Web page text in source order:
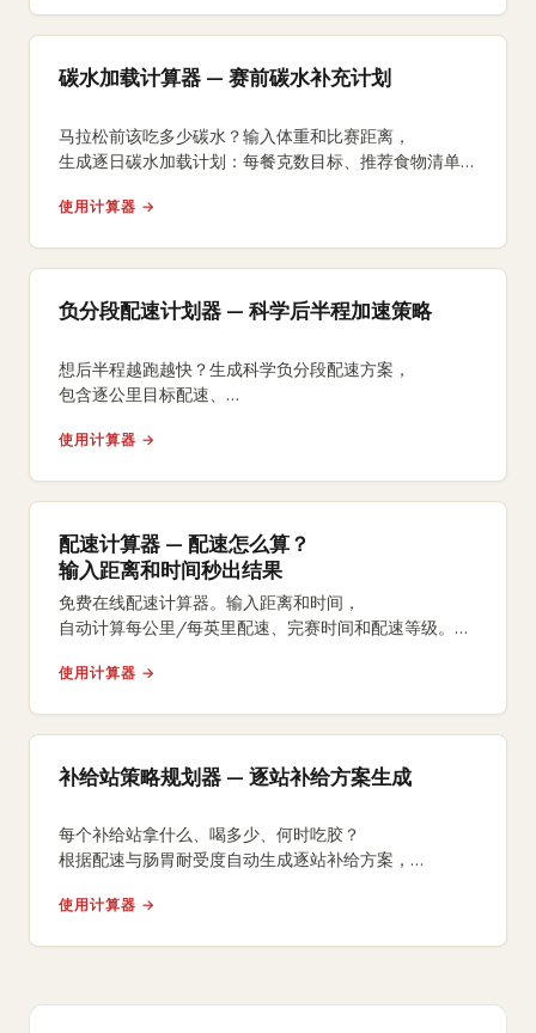
碳水加载计算器 — 赛前碳水补充计划
马拉松前该吃多少碳水？输入体重和比赛距离，
生成逐日碳水加载计划：每餐克数目标、推荐食物清单、
使用计算器 →
负分段配速计划器 — 科学后半程加速策略
想后半程越跑越快？生成科学负分段配速方案，
包含逐公里目标配速、
支持免费打印分段配速表。
使用计算器 →
配速计算器 — 配速怎么算？
输入距离和时间秒出结果
免费在线配速计算器。输入距离和时间，
自动计算每公里/每英里配速、完赛时间和配速等级。
使用计算器 →
补给站策略规划器 — 逐站补给方案生成
每个补给站拿什么、喝多少、何时吃胶？
根据配速与肠胃耐受度自动生成逐站补给方案，
钠摄入与可打印比赛日方案。
使用计算器 →